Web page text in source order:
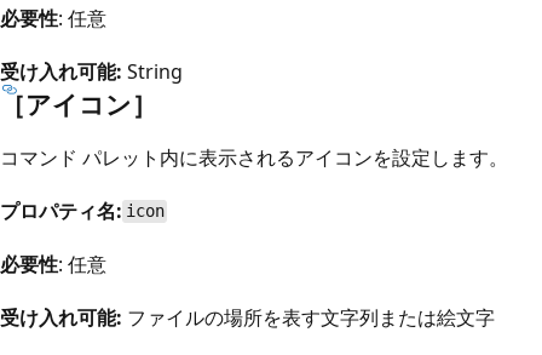
必要性: 任意
受け入れ可能: String
［アイコン］
コマンド パレット内に表示されるアイコンを設定します。
プロパティ名: icon
必要性: 任意
受け入れ可能: ファイルの場所を表す文字列または絵文字